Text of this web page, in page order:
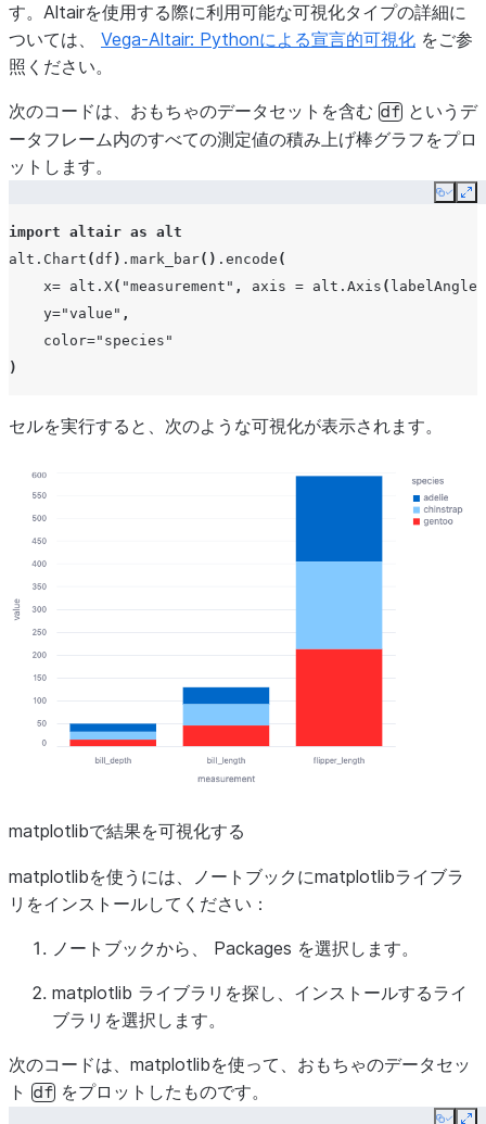
す。Altairを使用する際に利用可能な可視化タイプの詳細に
ついては、 Vega-Altair: Pythonによる宣言的可視化 をご参
照ください。
次のコードは、おもちゃのデータセットを含む df というデ
ータフレーム内のすべての測定値の積み上げ棒グラフをプロ
ットします。
Copy
import altair as alt
alt . Chart (df ) . mark_bar() . encode (
x= alt . X( "measurement" , axis = alt . Axis ( labelAngle
y="value" ,
color="species"
)
セルを実行すると、次のような可視化が表示されます。
matplotlibで結果を可視化する
matplotlibを使うには、ノートブックにmatplotlibライブラ
リをインストールしてください：
ノートブックから、 Packages を選択します。
matplotlib ライブラリを探し、インストールするライ
ブラリを選択します。
次のコードは、matplotlibを使って、おもちゃのデータセッ
ト
df をプロットしたものです。